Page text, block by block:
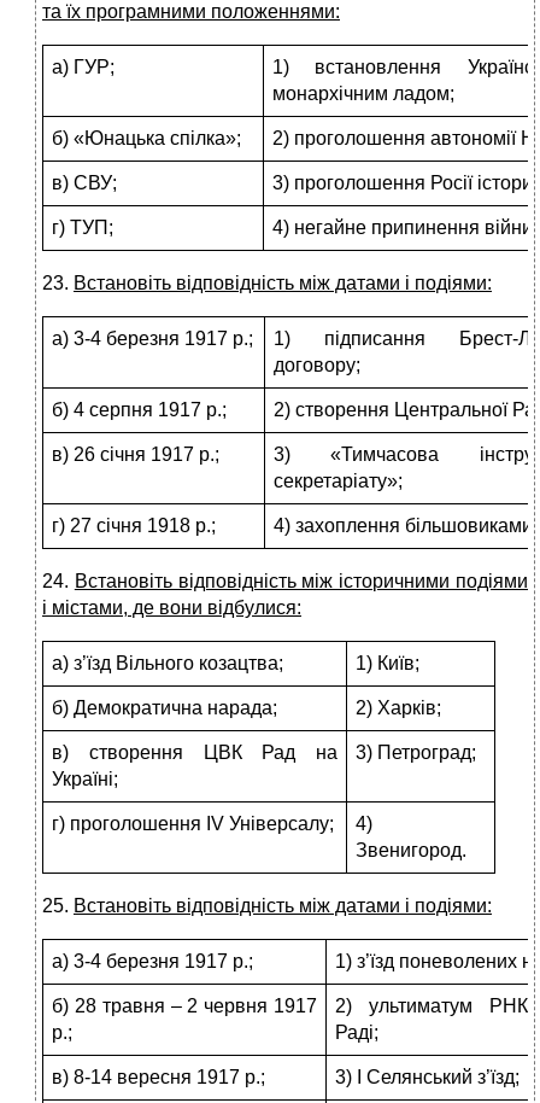
та їх програмними положеннями:
а) ГУР;
1) встановлення
монархічним ладом;
б) «Юнацька спілка»; 2) проголошення автономії
в) СВУ; 3) проголошення Росії
г) ТУП; 4) негайне припинення війни
23. Встановіть відповідність між датами і подіями:
а) 3-4 березня 1917 р.;
1) підписання Брест-
договору;
б) 4 серпня 1917 р.; 2) створення Центральної
в) 26 січня 1917 р.;
3) «Тимчасова
секретаріату»;
г) 27 січня 1918 р.; 4) захоплення більшовиками
24. Встановіть відповідність між історичними подіями
і містами, де вони відбулися:
а) з’їзд Вільного козацтва; 1) Київ;
б) Демократична нарада; 2) Харків;
в) створення ЦВК Рад на
Україні;
3) Петроград;
г) проголошення IV Універсалу;
4)
Звенигород.
25. Встановіть відповідність між датами і подіями:
а) 3-4 березня 1917 р.; 1) з’їзд поневолених
б) 28 травня – 2 червня 1917
р.;
2) ультиматум РНК
Раді;
в) 8-14 вересня 1917 р.; 3) І Селянський з’їзд;